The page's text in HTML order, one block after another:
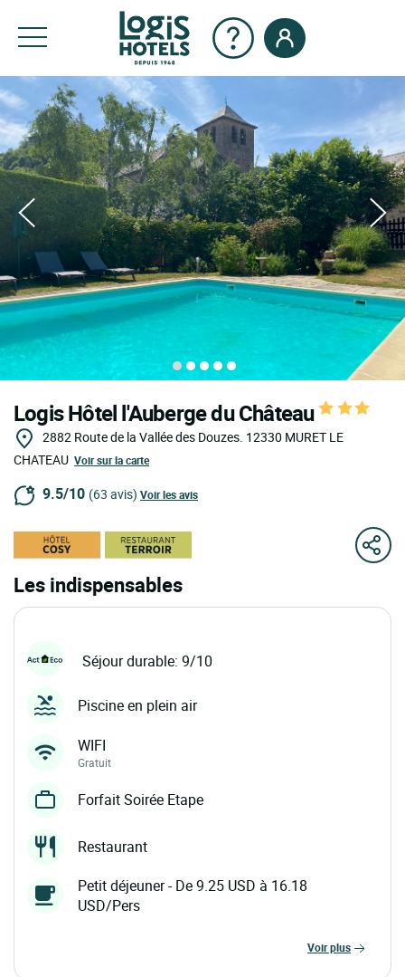
Logis Hôtel l'Auberge du Château
2882 Route de la Vallée des Douzes. 12330 MURET LE
CHATEAU Voir sur la carte
9.5/10 (63 avis) Voir les avis
Les indispensables
Séjour durable: 9/10
Piscine en plein air
WIFI
Gratuit
Forfait Soirée Etape
Restaurant
Petit déjeuner - De 9.25 USD à 16.18
USD/Pers
voir plus